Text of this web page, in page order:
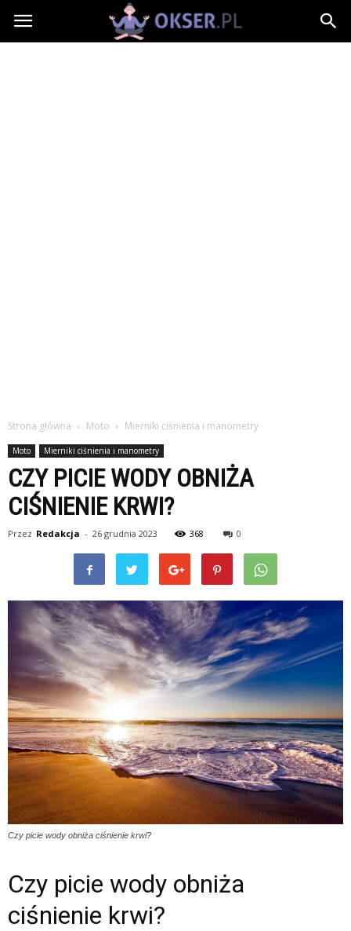
Okser.pl
Strona główna Moto Mierniki ciśnienia i manometry
Moto Mierniki ciśnienia i manometry
CZY PICIE WODY OBNIŻA
CIŚNIENIE KRWI?
Przez Redakcja - 26 grudnia 2023 368 0
Czy picie wody obniża ciśnienie krwi?
Czy picie wody obniża
ciśnienie krwi?